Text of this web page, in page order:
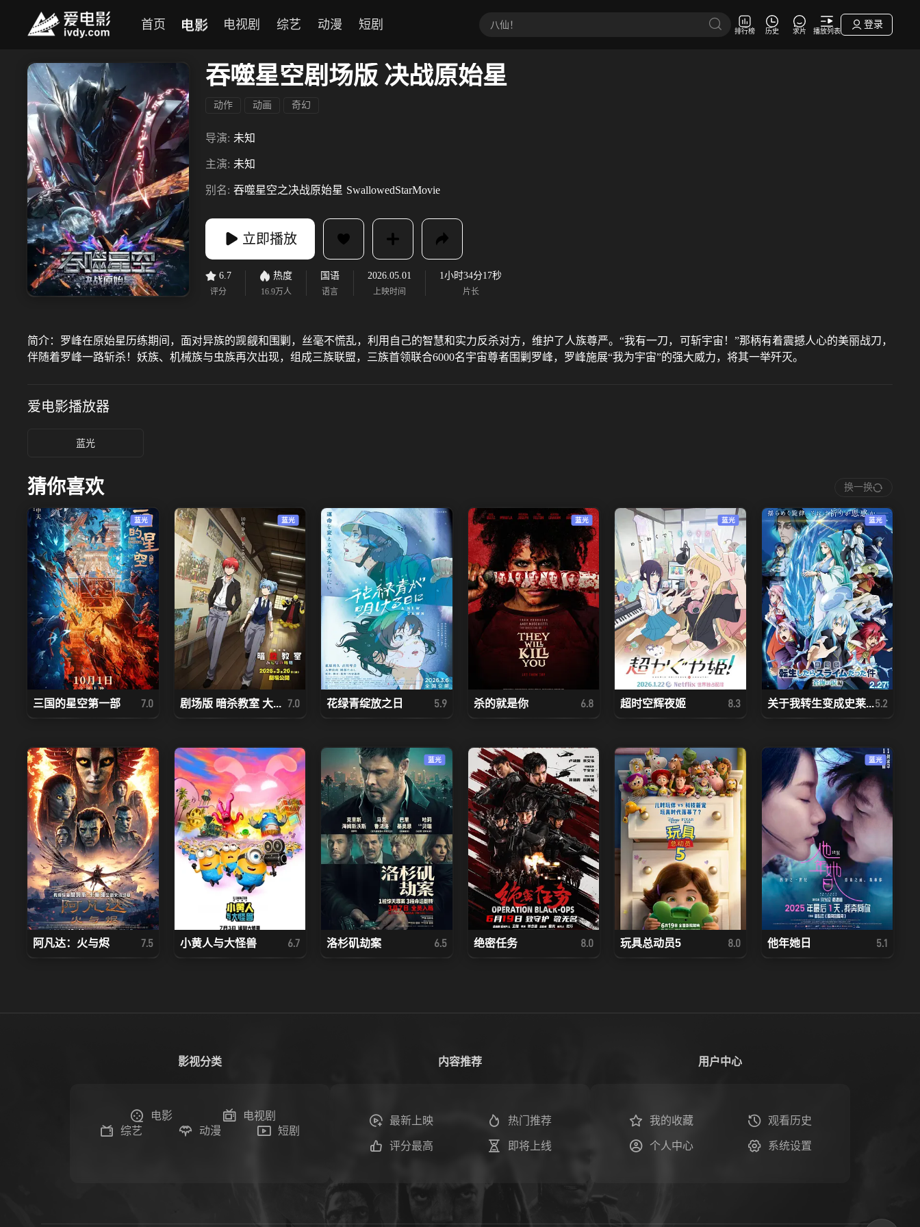
首页 电影 电视剧 综艺 动漫 短剧 排行榜 历史 求片 播放列表
登录
吞噬星空剧场版 决战原始星
动作 动画 奇幻
导演: 未知
主演: 未知
别名: 吞噬星空之决战原始星 SwallowedStarMovie
立即播放
6.7
评分
热度
16.9万人
国语
语言
2026.05.01
上映时间
1小时34分17秒
片长
简介： 罗峰在原始星历练期间，面对异族的觊觎和围剿，丝毫不慌乱，利用自己的智慧和实力反杀对方，维护了人族尊严。“我有一刀，可斩宇宙！”那柄有着震撼人心的美丽战刀，
伴随着罗峰一路斩杀！妖族、机械族与虫族再次出现，组成三族联盟，三族首领联合6000名宇宙尊者围剿罗峰，罗峰施展“我为宇宙”的强大威力，将其一举歼灭。
爱电影播放器
蓝光
猜你喜欢 换一换
蓝光
三国的星空第一部 7.0
蓝光
剧场版 暗杀教室 大... 7.0 花绿青绽放之日 5.9
蓝光
杀的就是你 6.8
蓝光
超时空辉夜姬 8.3
蓝光
关于我转生变成史莱...5.2
阿凡达：火与烬 7.5 小黄人与大怪兽 6.7
蓝光
洛杉矶劫案 6.5 绝密任务 8.0 玩具总动员5 8.0
蓝光
他年她日 5.1
影视分类
电影
电视剧
综艺
动漫 短剧
内容推荐
最新上映 热门推荐
评分最高 即将上线
用户中心
我的收藏 观看历史
个人中心 系统设置